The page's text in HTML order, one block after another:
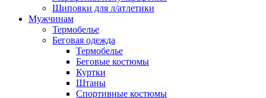
Шиповки для л/атлетики
Мужчинам
Термобелье
Беговая одежда
Термобелье
Беговые костюмы
Куртки
Штаны
Спортивные костюмы